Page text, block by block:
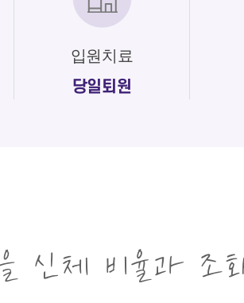
입원치료
당일퇴원
신체 비율과 조